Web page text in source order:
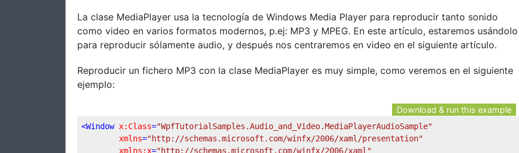
La clase MediaPlayer usa la tecnología de Windows Media Player para reproducir tanto sonido
como video en varios formatos modernos, p.ej: MP3 y MPEG. En este artículo, estaremos usándolo
para reproducir sólamente audio, y después nos centraremos en video en el siguiente artículo.
Reproducir un fichero MP3 con la clase MediaPlayer es muy simple, como veremos en el siguiente
ejemplo:
Download & run this example
<Window x:Class="WpfTutorialSamples.Audio_and_Video.MediaPlayerAudioSample"
xmlns="http://schemas.microsoft.com/winfx/2006/xaml/presentation"
xmlns:x="http://schemas.microsoft.com/winfx/2006/xaml"